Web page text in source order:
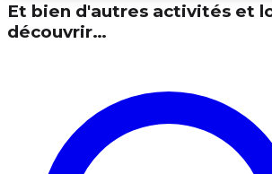
Et bien d'autres activités et
découvrir…